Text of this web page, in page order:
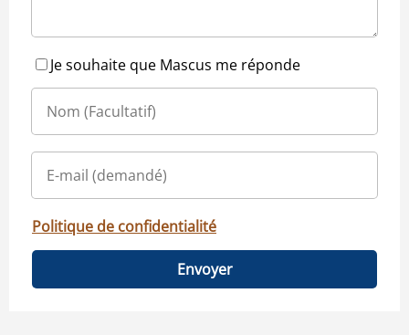
Je souhaite que Mascus me réponde
Politique de confidentialité
Envoyer